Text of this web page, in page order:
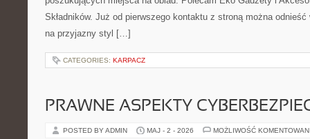
Składników. Już od pierwszego kontaktu z stroną można
na przyjazny styl […]
CATEGORIES: KARPACZ
PRAWNE ASPEKTY
POSTED BY ADMIN MAJ - 2 - 2026 MOŻLIWOŚĆ